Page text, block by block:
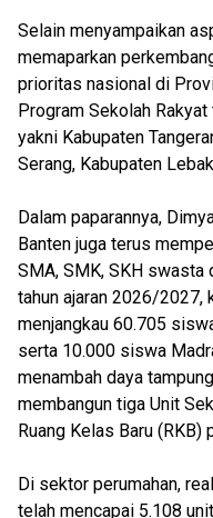
Selain menyampaikan
memaparkan
prioritas nasional di
Program Sekolah
yakni Kabupaten
Serang, Kabupaten
Dalam paparannya,
Banten juga terus
SMA, SMK, SKH swasta
tahun ajaran 2026/2027,
menjangkau 60.705
serta 10.000 siswa
menambah daya
membangun tiga Unit
Ruang Kelas Baru (RKB)
Di sektor perumahan,
telah mencapai 5.108